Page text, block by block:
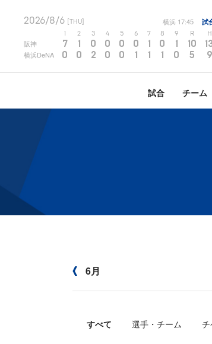
2026/8/6 [THU] 横浜 17:45 試
2 3 4 5 6 7 8 9 R H
阪神 7 1 0 0 0 0 1 0 1 10
横浜DeNA 0 0 2 0 0 1 1 1 0 5 9
試合 チーム
6月
すべて 選手・チーム チ